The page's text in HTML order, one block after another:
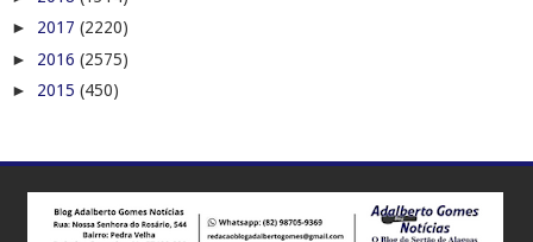
► 2017 (2220)
► 2016 (2575)
► 2015 (450)